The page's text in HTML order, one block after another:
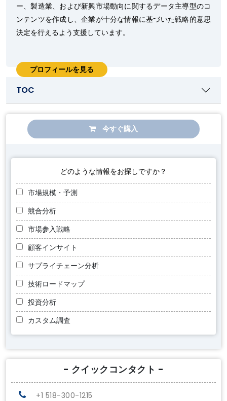
ー、製造業、および新興市場動向に関するデータ主導型のコ
ンテンツを作成し、企業が十分な情報に基づいた戦略的意思
決定を行えるよう支援しています。
プロフィールを見る
TOC
今すぐ購入
どのような情報をお探しですか？
市場規模・予測
競合分析
市場参入戦略
顧客インサイト
サプライチェーン分析
技術ロードマップ
投資分析
カスタム調査
- クイックコンタクト -
+1 518-300-1215